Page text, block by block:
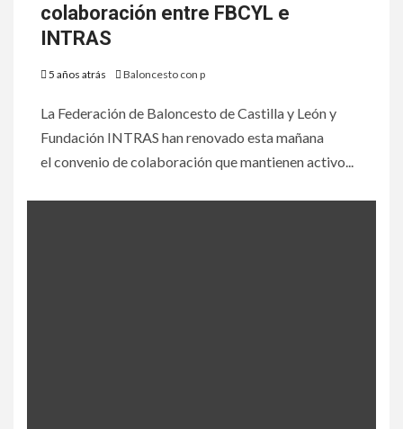
colaboración entre FBCYL e
INTRAS
5 años atrás Baloncesto con p
La Federación de Baloncesto de Castilla y León y
Fundación INTRAS han renovado esta mañana
el convenio de colaboración que mantienen activo...